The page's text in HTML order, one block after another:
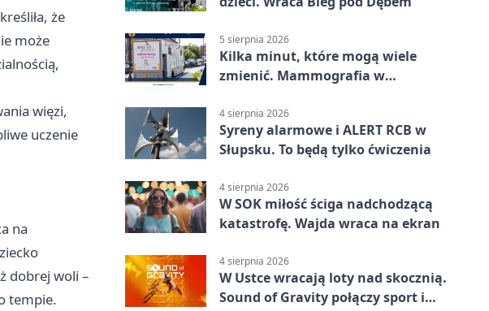
że
może
więzi,
uczenie
na
dobrej woli –
tempie.
5 sierpnia 2026
Kilka minut, które mogą wiele
zmienić. Mammografia w
4 sierpnia 2026
Syreny alarmowe i ALERT RCB w
Słupsku. To będą tylko ćwiczenia
4 sierpnia 2026
W SOK miłość ściga nadchodzącą
katastrofę. Wajda wraca na ekran
4 sierpnia 2026
W Ustce wracają loty nad skocznią.
Sound of Gravity połączy sport i